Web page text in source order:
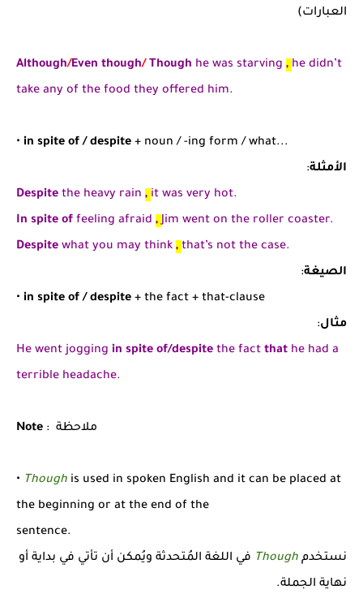
العبارات)
Although/Even though/ Though he was starving , he didn’t
take any of the food they offered him.
• in spite of / despite + noun / -ing form / what...
الأمثلة:
Despite the heavy rain , it was very hot.
In spite of feeling afraid , Jim went on the roller coaster.
Despite what you may think , that’s not the case.
الصيغة:
• in spite of / despite + the fact + that-clause
مثال:
He went jogging in spite of/despite the fact that he had a
terrible headache.
Note : ملاحظة
• Though is used in spoken English and it can be placed at
the beginning or at the end of the
sentence.
نستخدم Though في اللغة المُتحدثة ويُمكن أن تأتي في بداية أو
نهاية الجملة.